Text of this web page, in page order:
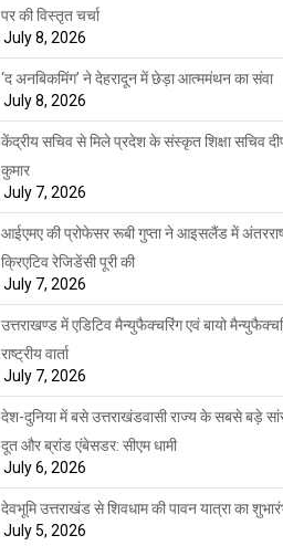
पर की विस्तृत चर्चा
July 8, 2026
‘द अनबिकमिंग’ ने देहरादून में छेड़ा आत्ममंथन का संवा
July 8, 2026
केंद्रीय सचिव से मिले प्रदेश के संस्कृत शिक्षा सचिव
कुमार
July 7, 2026
आईएमए की प्रोफेसर रूबी गुप्ता ने आइसलैंड में
क्रिएटिव रेजिडेंसी पूरी की
July 7, 2026
उत्तराखण्ड में एडिटिव मैन्युफैक्चरिंग एवं बायो
राष्ट्रीय वार्ता
July 7, 2026
देश-दुनिया में बसे उत्तराखंडवासी राज्य के सबसे बड़े
दूत और ब्रांड एंबेसडर: सीएम धामी
July 6, 2026
देवभूमि उत्तराखंड से शिवधाम की पावन यात्रा का
July 5, 2026